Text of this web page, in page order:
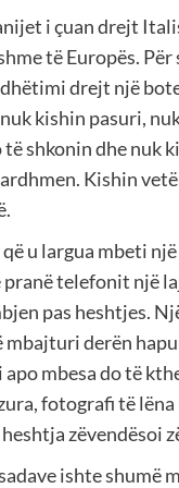
i çuan drejt
të Europës. Për
drejt një
kishin pasuri,
të shkonin dhe nuk
Kishin
që u largua mbeti
pranë telefonit një
pas heshtjes.
mbajturi derën
apo mbesa do të
fotografi të
zëvendësoi
ishte shumë